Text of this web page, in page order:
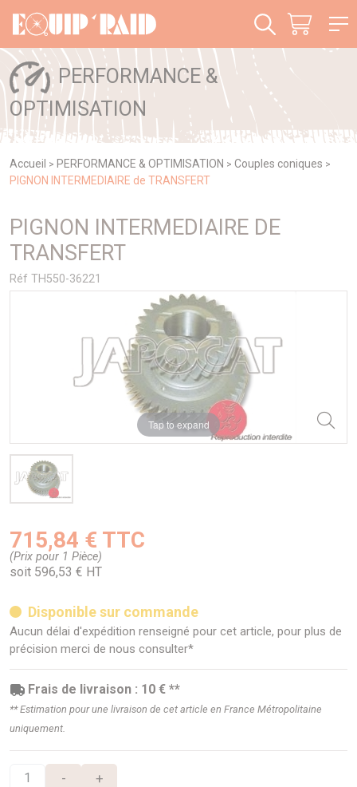
PERFORMANCE &
OPTIMISATION
Accueil > PERFORMANCE & OPTIMISATION > Couples coniques >
PIGNON INTERMEDIAIRE de TRANSFERT
PIGNON INTERMEDIAIRE DE
TRANSFERT
Réf TH550-36221
Tap to expand
715,84 € TTC
(Prix pour 1 Pièce)
soit 596,53 € HT
Disponible sur commande
Aucun délai d'expédition renseigné pour cet article, pour plus de
précision merci de nous consulter*
Frais de livraison : 10 € **
** Estimation pour une livraison de cet article en France Métropolitaine
uniquement.
- +
Panneau de gestion des cookies